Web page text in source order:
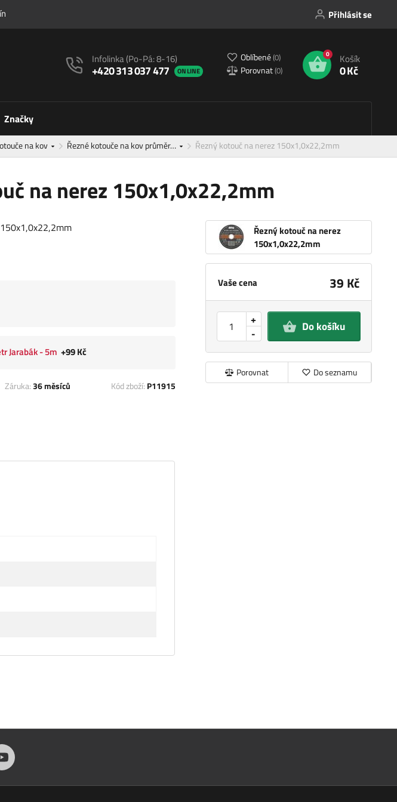
Přihlásit se
Infolinka(Po-Pá: 8-16)
+420 313 037 477 ONLINE
Oblíbené(0)
Porovnat(0)
0 Košík
0 Kč
Značky
na kov Řezné kotouče na kov průměr… Řezný kotouč na nerez 150x1,0x22,2mm
na nerez 150x1,0x22,2mm
Řezný kotouč na nerez
150x1,0x22,2mm
Vaše cena 39 Kč
-
+ Do košíku
Porovnat Do seznamu
Jarabák - 5m +99 Kč
Záruka:36 měsíců Kód zboží: P11915